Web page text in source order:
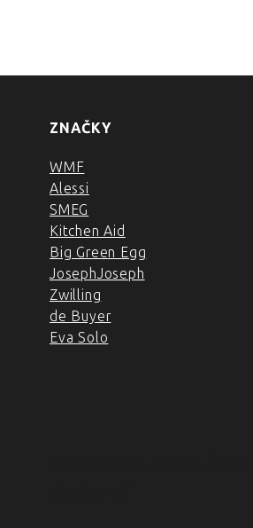
ZNAČKY
WMF
Alessi
SMEG
Kitchen Aid
Big Green Egg
JosephJoseph
Zwilling
de Buyer
Eva Solo